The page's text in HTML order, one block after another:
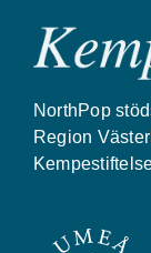
NorthPop
Region